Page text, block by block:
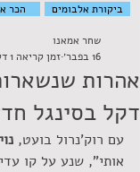
הכר ביקורת אלבומים
אהרות
דקל בסינגל
שחר אמאנו
16 בפבר׳
זמן קריאה 1 דקות
עם רוק'נרול בועט,
אותי", שנע על קו